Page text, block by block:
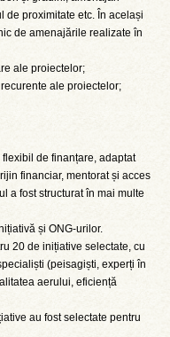
de proximitate etc. În același
de amenajările realizate în
ale proiectelor;
ale proiectelor;
flexibil de finanțare, adaptat
financiar, mentorat și acces
a fost structurat în mai multe
și ONG-urilor.
20 de inițiative selectate, cu
(peisagiști, experți în
aerului, eficiență
au fost selectate pentru